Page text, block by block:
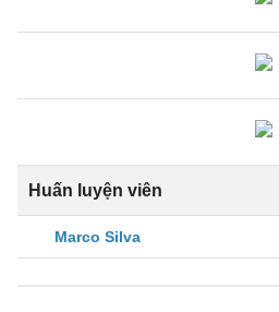
Huấn luyện viên
Marco Silva